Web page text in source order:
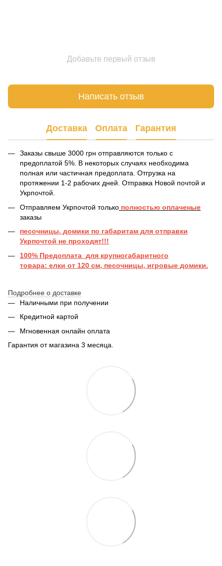
Добавьте первый отзыв
Написать отзыв
Доставка Оплата Гарантия
Заказы свыше 3000 грн отправляются только с
предоплатой 5%. В некоторых случаях необходима
полная или частичная предоплата. Отгрузка на
протяжении 1-2 рабочих дней. Отправка Новой почтой и
Укрпочтой.
Отправляем Укрпочтой только полностью оплаченые
заказы
песочницы, домики по габаритам для отправки
Укрпочтой не проходят!!!
100% Предоплата для крупногабаритного
товара: елки от 120 см, песочницы, игровые домики.
Подробнее о доставке
Наличными при получении
Кредитной картой
Мгновенная онлайн оплата
Гарантия от магазина 3 месяца.